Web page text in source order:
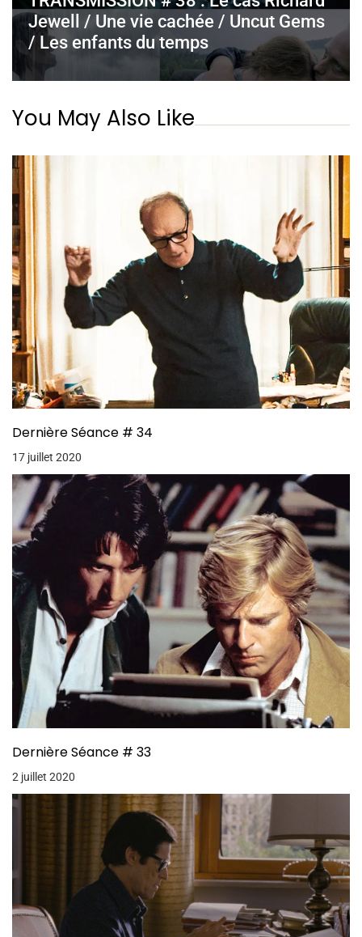
Jewell / Une vie cachée / Uncut Gems
/ Les enfants du temps
You May Also Like
Dernière Séance # 34
17 juillet 2020
Dernière Séance # 33
2 juillet 2020